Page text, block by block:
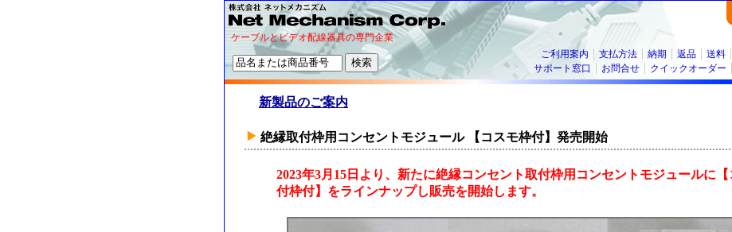
ケーブルとビデオ配線器具の専門企業
ご利用案内
支払方法 納期 返品 送料
サポート窓口
お問合せ クイックオーダー
新製品のご案内
絶縁取付枠用コンセントモジュール 【コスモ枠付】発売開始
2023年3月15日より、新たに絶縁コンセント取付枠用コンセントモジュールに
付枠付】をラインナップし販売を開始します。